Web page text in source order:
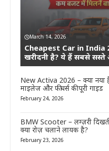
March 14, 2026
Cheapest Car in India
खरीदनी है? ये हैं सबसे
New Activa 2026 – क्या नया
माइलेज और फीचर्स की पूरी गाइड
February 24, 2026
BMW Scooter – लग्ज़री
क्या रोज़ चलाने लायक है?
February 23, 2026